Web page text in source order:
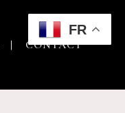
CONTACT
FR